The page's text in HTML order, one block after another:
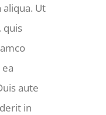
Ut
quis
aute
in